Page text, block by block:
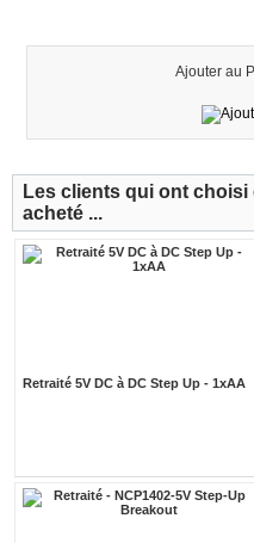
Ajouter au
Les clients qui ont
acheté ...
Retraité 5V DC à DC Step Up - 1xAA